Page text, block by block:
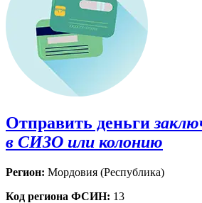
Отправить деньги
в СИЗО или колонию
Регион: Мордовия (Республика)
Код региона ФСИН: 13